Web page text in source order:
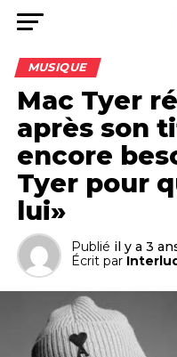
MUSIQUE
Mac Tyer
après son
encore
Tyer pour
lui»
Publié il y a 3
Écrit par